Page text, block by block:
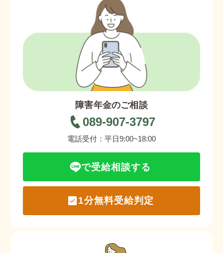
障害年金のご相談
089-907-3797
電話受付：平日9:00~18:00
で受給相談する
1分無料受給判定